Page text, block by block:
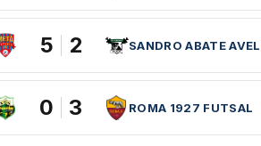
5 2 SANDRO ABATE
0 3 ROMA 1927 FUTSAL